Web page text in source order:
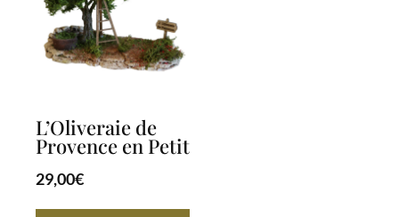
L’Oliveraie de
Provence en Petit
29,00€